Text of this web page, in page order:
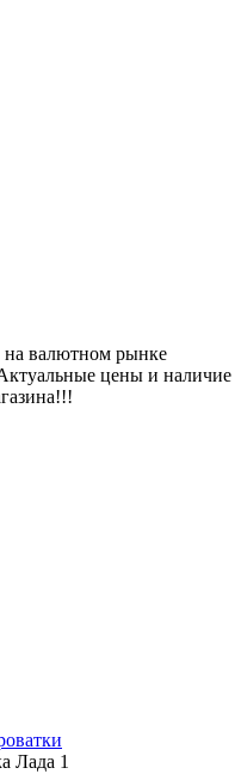
на валютном рынке
цены и наличие
Лада 1